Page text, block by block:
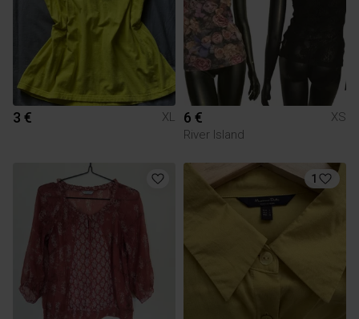
3 € XL 6 €
XS
River Island
1